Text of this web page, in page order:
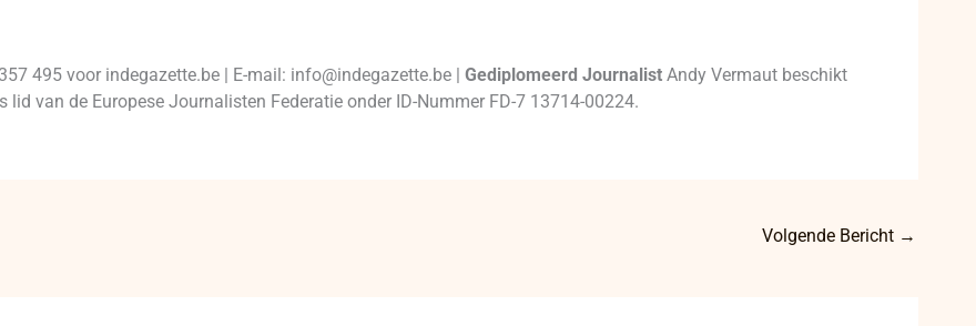
495 voor indegazette.be | E-mail: info@indegazette.be |Gediplomeerd Journalist Andy Vermaut beschikt
lid van de Europese Journalisten Federatie onder ID-Nummer FD-7 13714-00224.
Volgende Bericht →